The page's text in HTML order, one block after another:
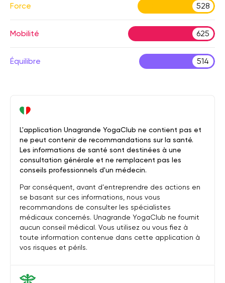
Force 528
Mobilité 625
Équilibre 514
L'application Unagrande YogaClub ne contient pas et
ne peut contenir de recommandations sur la santé.
Les informations de santé sont destinées à une
consultation générale et ne remplacent pas les
conseils professionnels d'un médecin.
Par conséquent, avant d'entreprendre des actions en
se basant sur ces informations, nous vous
recommandons de consulter les spécialistes
médicaux concernés. Unagrande YogaClub ne fournit
aucun conseil médical. Vous utilisez ou vous fiez à
toute information contenue dans cette application à
vos risques et périls.